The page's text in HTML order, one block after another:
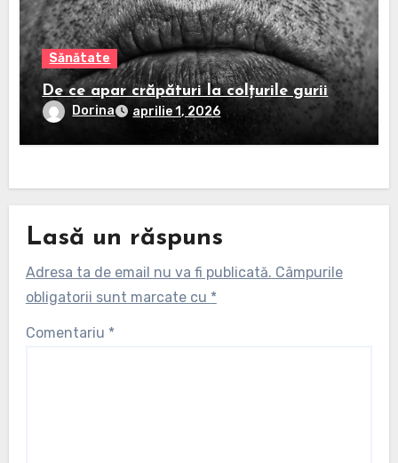
Sănătate
De ce apar crăpături la colțurile gurii
Dorina aprilie 1, 2026
Lasă un răspuns
Adresa ta de email nu va fi publicată. Câmpurile
obligatorii sunt marcate cu *
Comentariu *